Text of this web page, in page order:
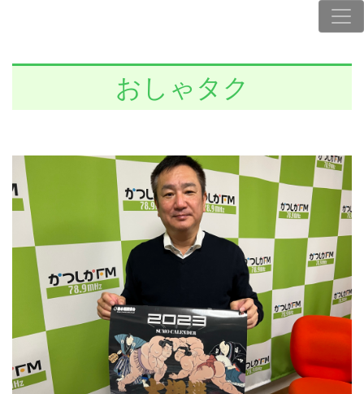
おしゃタク